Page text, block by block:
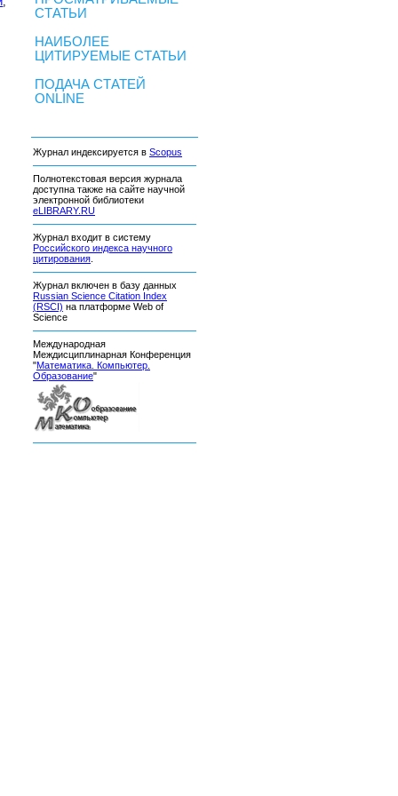
СТАТЬИ
НАИБОЛЕЕ
ЦИТИРУЕМЫЕ СТАТЬИ
ПОДАЧА СТАТЕЙ
ONLINE
Журнал индексируется в Scopus
Полнотекстовая версия журнала
доступна также на сайте научной
электронной библиотеки
eLIBRARY.RU
Журнал входит в систему
Российского индекса научного
цитирования
Журнал включен в базу данных
Russian Science Citation Index
(RSCI) на платформе Web of
Science
Международная
Междисциплинарная Конференция
"Математика. Компьютер.
Образование"